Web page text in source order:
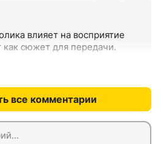
влияет на восприятие
как сюжет для передачи.
все комментарии